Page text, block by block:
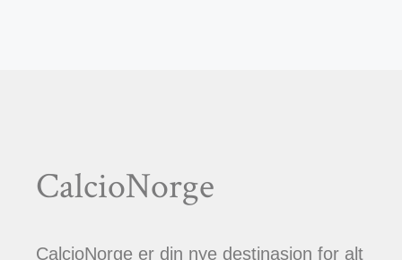
CalcioNorge
CalcioNorge er din nye destinasjon for alt